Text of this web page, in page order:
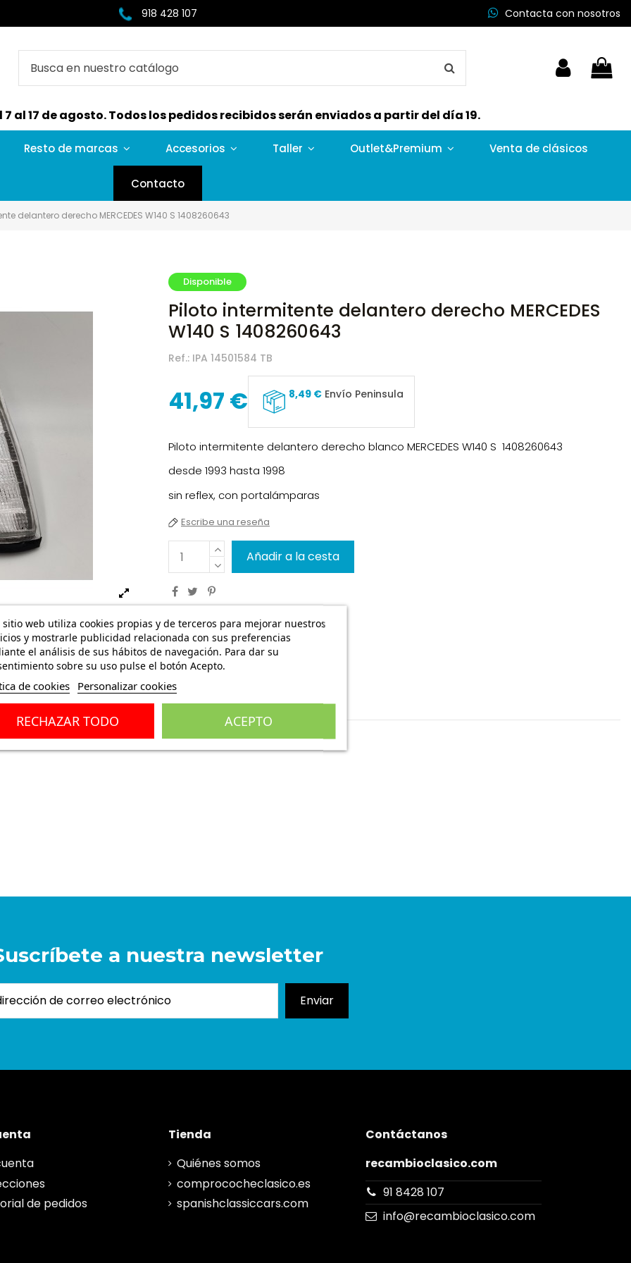
918 428 107 Contacta con nosotros
al 17 de agosto. Todos los pedidos recibidos serán enviados a partir del día 19.
Resto de marcas Accesorios Taller Outlet&Premium Venta de clásicos
Contacto
delantero derecho MERCEDES W140 S 1408260643
Disponible
Piloto intermitente delantero derecho MERCEDES
W140 S 1408260643
Ref.: IPA 14501584 TB
41,97 € 8,49 € Envío Peninsula
Piloto intermitente delantero derecho blanco MERCEDES W140 S 1408260643
desde 1993 hasta 1998
sin reflex, con portalámparas
Escribe una reseña
Añadir a la cesta
(0)
a nuestra newsletter
de pedidos
Tienda
Quiénes somos
comprococheclasico.es
spanishclassiccars.com
Contáctanos
recambioclasico.com
91 8428 107
info@recambioclasico.com
sitio web utiliza cookies propias y de terceros para mejorar nuestros
y mostrarle publicidad relacionada con sus preferencias
el análisis de sus hábitos de navegación. Para dar su
sobre su uso pulse el botón Acepto.
de cookies Personalizar cookies
RECHAZAR TODO ACEPTO